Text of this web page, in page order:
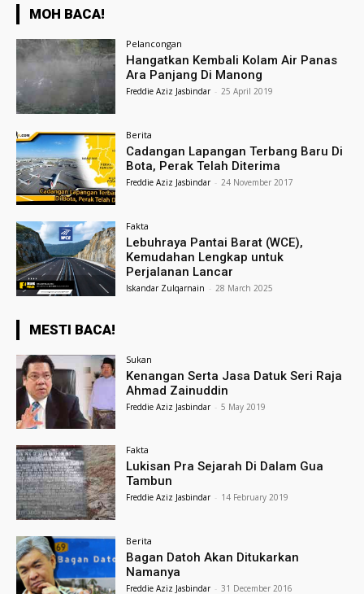
MOH BACA!
Pelancongan
Hangatkan Kembali Kolam Air Panas
Ara Panjang Di Manong
Freddie Aziz Jasbindar - 25 April 2019
Berita
Cadangan Lapangan Terbang Baru Di
Bota, Perak Telah Diterima
Freddie Aziz Jasbindar - 24 November 2017
Fakta
Lebuhraya Pantai Barat (WCE),
Kemudahan Lengkap untuk
Perjalanan Lancar
Iskandar Zulqarnain - 28 March 2025
MESTI BACA!
Sukan
Kenangan Serta Jasa Datuk Seri Raja
Ahmad Zainuddin
Freddie Aziz Jasbindar - 5 May 2019
Fakta
Lukisan Pra Sejarah Di Dalam Gua
Tambun
Freddie Aziz Jasbindar - 14 February 2019
Berita
Bagan Datoh Akan Ditukarkan
Namanya
Freddie Aziz Jasbindar - 31 December 2016